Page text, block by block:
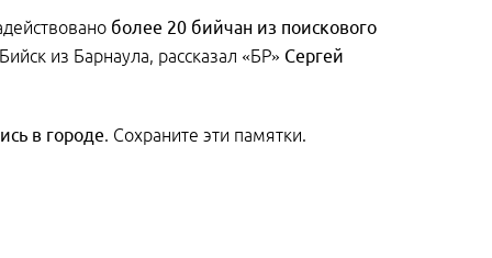
более 20 бийчан из поискового
из Барнаула, рассказал «БР» Сергей
в городе. Сохраните эти памятки.